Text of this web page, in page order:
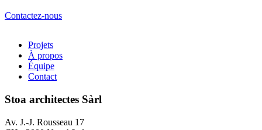
Contactez-nous
Navigation
principale
Projets
À propos
Équipe
Contact
Stoa architectes Sàrl
Av. J.-J. Rousseau 17